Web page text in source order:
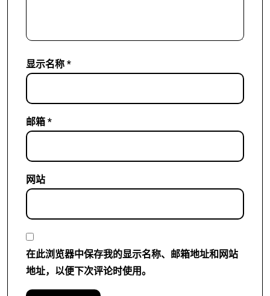
显示名称 *
邮箱 *
网站
在此浏览器中保存我的显示名称、邮箱地址和网站
地址，以便下次评论时使用。